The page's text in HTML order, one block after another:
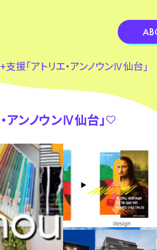
援「アトリエ・アンノウンⅣ仙台」
アンノウンⅣ仙台」